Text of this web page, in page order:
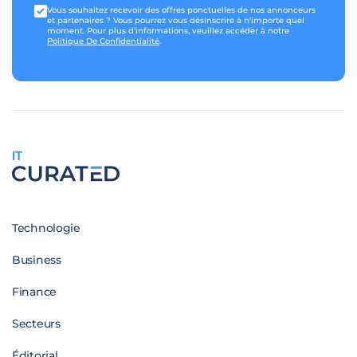
Vous souhaitez recevoir des offres ponctuelles de nos annonceurs
et partenaires ? Vous pourrez vous désinscrire à n'importe quel
moment. Pour plus d'informations, veuillez accéder à notre
Politique De Confidentialité.
IT
Technologie
Business
Finance
Secteurs